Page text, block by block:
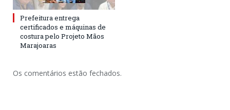
Prefeitura entrega
certificados e máquinas de
costura pelo Projeto Mãos
Marajoaras
Os comentários estão fechados.